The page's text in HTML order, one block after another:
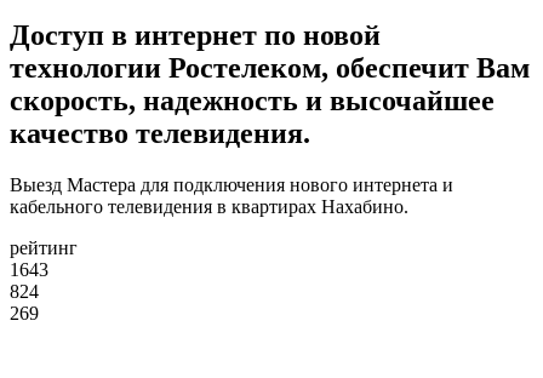
Доступ в интернет по новой
технологии Ростелеком, обеспечит Вам
скорость, надежность и высочайшее
качество телевидения.
Выезд Мастера для подключения нового интернета и
кабельного телевидения в квартирах Нахабино.
рейтинг
1643
824
269